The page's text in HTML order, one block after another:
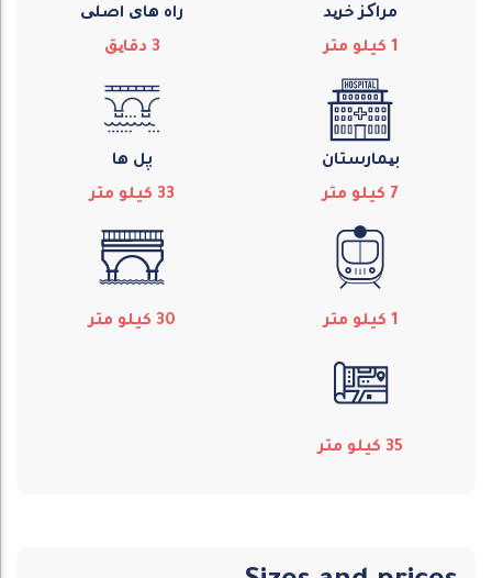
مراکز خرید
1 كيلو متر
راه های اصلی
3 دقایق
بیمارستان
7 كيلو متر
پل ها
33 كيلو متر
1 كيلو متر 30 كيلو متر
35 كيلو متر